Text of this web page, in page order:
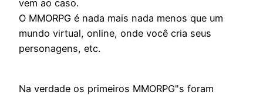
vem ao caso.
O MMORPG é nada mais nada menos que um
mundo virtual, online, onde você cria seus
personagens, etc.
Na verdade os primeiros MMORPG"s foram